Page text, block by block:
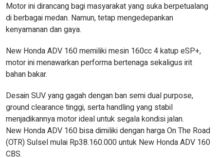
Motor ini dirancang bagi masyarakat yang suka berpetualang
di berbagai medan. Namun, tetap mengedepankan
kenyamanan dan gaya.
New Honda ADV 160 memiliki mesin 160cc 4 katup eSP+,
motor ini menawarkan performa bertenaga sekaligus irit
bahan bakar.
Desain SUV yang gagah dengan ban semi dual purpose,
ground clearance tinggi, serta handling yang stabil
menjadikannya motor ideal untuk segala kondisi jalan.
New Honda ADV 160 bisa dimiliki dengan harga On The Road
(OTR) Sulsel mulai Rp38.160.000 untuk New Honda ADV 160
CBS.